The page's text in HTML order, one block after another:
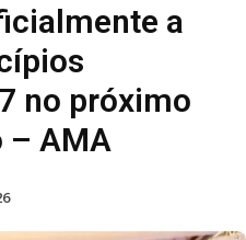
a
no próximo
– AMA